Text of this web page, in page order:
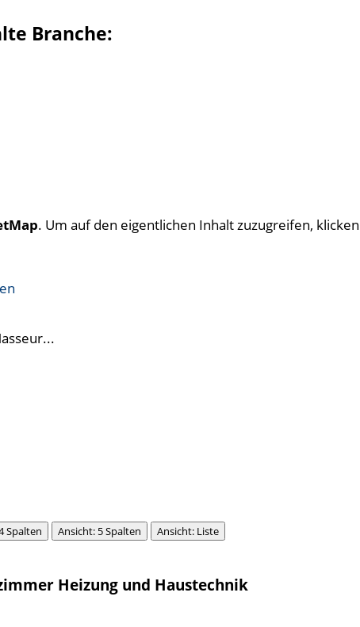
Branche:
. Um auf den eigentlichen Inhalt zuzugreifen,
Spalten Ansicht: 5 Spalten Ansicht: Liste
Heizung und Haustechnik